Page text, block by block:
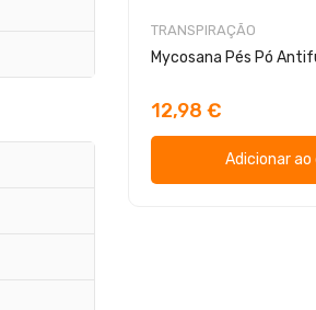
TRANSPIRAÇÃO
Mycosana Pés Pó
12,98 €
Adicionar ao